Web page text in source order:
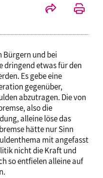
Bürgern und bei
dringend etwas für den
Es gebe eine
gegenüber,
abzutragen. Die von
also die
alleine löse das
hätte nur Sinn
mit angefasst
nicht die Kraft und
so entfielen alleine auf